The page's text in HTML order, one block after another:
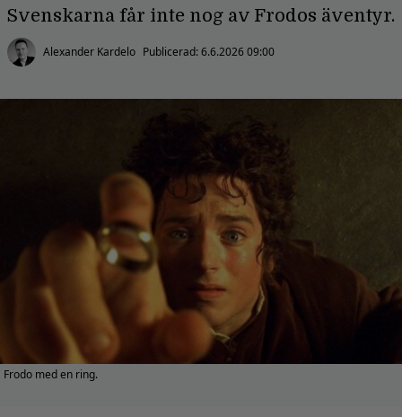
Svenskarna får inte nog av Frodos äventyr.
Alexander Kardelo Publicerad:6.6.2026 09:00
Frodo med en ring.